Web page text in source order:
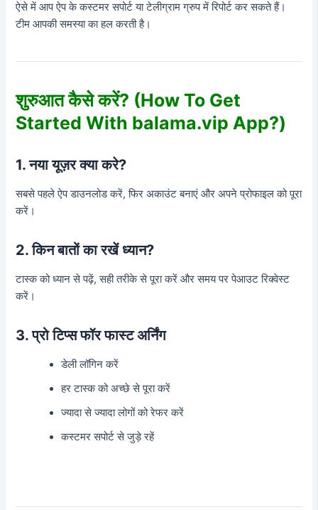
ऐसे में आप ऐप के कस्टमर सपोर्ट या टेलीग्राम ग्रुप में रिपोर्ट कर सकते हैं।
टीम आपकी समस्या का हल करती है।
शुरुआत कैसे करें? (How To Get
Started With balama.vip App?)
1. नया यूज़र क्या करे?
सबसे पहले ऐप डाउनलोड करें, फिर अकाउंट बनाएं और अपने प्रोफाइल को पूरा
करें।
2. किन बातों का रखें ध्यान?
टास्क को ध्यान से पढ़ें, सही तरीके से पूरा करें और समय पर पेआउट रिक्वेस्ट
करें।
3. प्रो टिप्स फॉर फास्ट अर्निंग
डेली लॉगिन करें
हर टास्क को अच्छे से पूरा करें
ज्यादा से ज्यादा लोगों को रेफर करें
कस्टमर सपोर्ट से जुड़े रहें